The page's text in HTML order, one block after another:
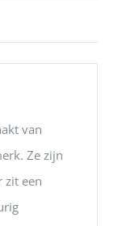
van
Ze zijn
zit een